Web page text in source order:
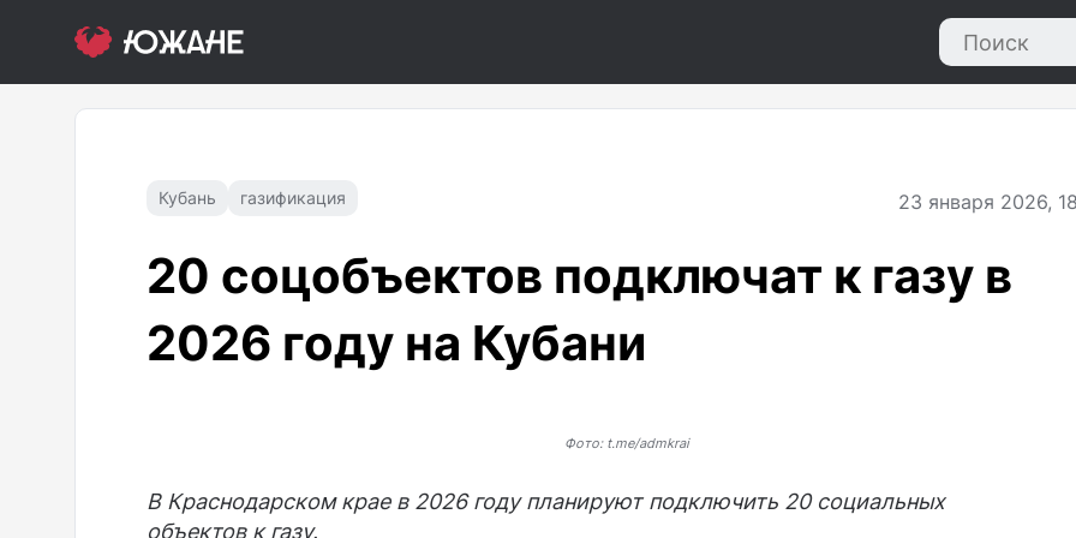
Кубань газификация 23 января 2026,
20 соцобъектов подключат к газу в
2026 году на Кубани
Фото: t.me/admkrai
В Краснодарском крае в 2026 году планируют подключить 20 социальных
объектов к газу.